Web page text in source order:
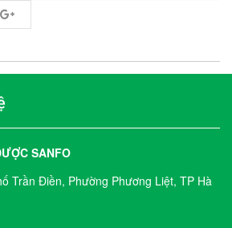
SANFO
Trần Điền, Phường Phương Liệt, TP Hà